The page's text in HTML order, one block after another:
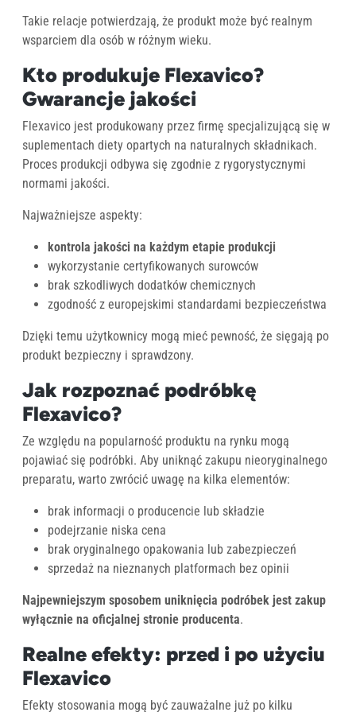
Takie relacje potwierdzają, że produkt może być realnym
wsparciem dla osób w różnym wieku.
Kto produkuje Flexavico?
Gwarancje jakości
Flexavico jest produkowany przez firmę specjalizującą się w
suplementach diety opartych na naturalnych składnikach.
Proces produkcji odbywa się zgodnie z rygorystycznymi
normami jakości.
Najważniejsze aspekty:
kontrola jakości na każdym etapie produkcji
wykorzystanie certyfikowanych surowców
brak szkodliwych dodatków chemicznych
zgodność z europejskimi standardami bezpieczeństwa
Dzięki temu użytkownicy mogą mieć pewność, że sięgają po
produkt bezpieczny i sprawdzony.
Jak rozpoznać podróbkę
Flexavico?
Ze względu na popularność produktu na rynku mogą
pojawiać się podróbki. Aby uniknąć zakupu nieoryginalnego
preparatu, warto zwrócić uwagę na kilka elementów:
brak informacji o producencie lub składzie
podejrzanie niska cena
brak oryginalnego opakowania lub zabezpieczeń
sprzedaż na nieznanych platformach bez opinii
Najpewniejszym sposobem uniknięcia podróbek jest zakup
wyłącznie na oficjalnej stronie producenta.
Realne efekty: przed i po użyciu
Flexavico
Efekty stosowania mogą być zauważalne już po kilku